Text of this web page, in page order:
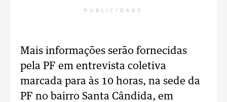
PUBLICIDADE
Mais informações serão fornecidas
pela PF em entrevista coletiva
marcada para às 10 horas, na sede da
PF no bairro Santa Cândida, em